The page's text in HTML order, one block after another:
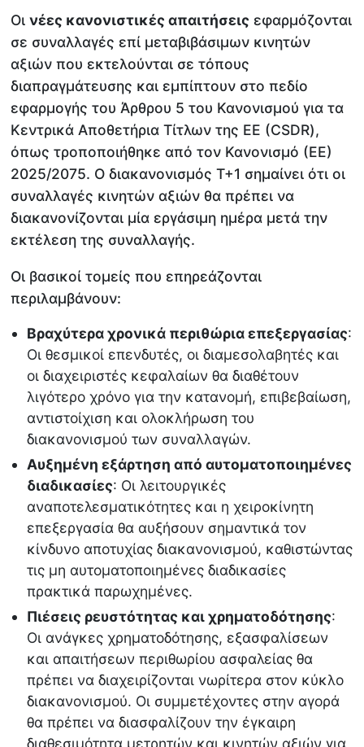
Οινέες κανονιστικές απαιτήσεις εφαρμόζονται
σε συναλλαγές επί μεταβιβάσιμων κινητών
αξιών που εκτελούνται σε τόπους
διαπραγμάτευσης και εμπίπτουν στο πεδίο
εφαρμογής του Άρθρου 5 του Κανονισμού για τα
Κεντρικά Αποθετήρια Τίτλων της ΕΕ (CSDR),
όπως τροποποιήθηκε από τον Κανονισμό (ΕΕ)
2025/2075. Ο διακανονισμός Τ+1 σημαίνει ότι οι
συναλλαγές κινητών αξιών θα πρέπει να
διακανονίζονται μία εργάσιμη ημέρα μετά την
εκτέλεση της συναλλαγής.
Οι βασικοί τομείς που επηρεάζονται
περιλαμβάνουν:
Βραχύτερα χρονικά περιθώρια επεξεργασίας:
Οι θεσμικοί επενδυτές, οι διαμεσολαβητές και
οι διαχειριστές κεφαλαίων θα διαθέτουν
λιγότερο χρόνο για την κατανομή, επιβεβαίωση,
αντιστοίχιση και ολοκλήρωση του
διακανονισμού των συναλλαγών.
Αυξημένη εξάρτηση από αυτοματοποιημένες
διαδικασίες: Οι λειτουργικές
αναποτελεσματικότητες και η χειροκίνητη
επεξεργασία θα αυξήσουν σημαντικά τον
κίνδυνο αποτυχίας διακανονισμού, καθιστώντας
τις μη αυτοματοποιημένες διαδικασίες
πρακτικά παρωχημένες.
Πιέσεις ρευστότητας και χρηματοδότησης:
Οι ανάγκες χρηματοδότησης, εξασφαλίσεων
και απαιτήσεων περιθωρίου ασφαλείας θα
πρέπει να διαχειρίζονται νωρίτερα στον κύκλο
διακανονισμού. Οι συμμετέχοντες στην αγορά
θα πρέπει να διασφαλίζουν την έγκαιρη
διαθεσιμότητα μετρητών και κινητών αξιών για